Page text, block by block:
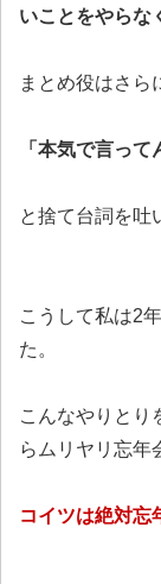
いことをやらな
まとめ役はさら
「本気で言って
と捨て台詞を吐
こうして私は2
た。
こんなやりとり
らムリヤリ忘年
コイツは絶対忘